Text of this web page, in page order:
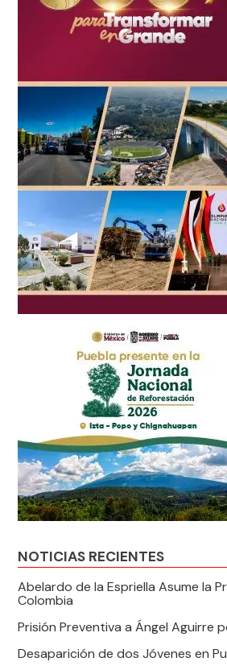
NOTICIAS RECIENTES
Abelardo de la Espriella Asume la
Colombia
Prisión Preventiva a Ángel Aguirre
Desaparición de dos Jóvenes en